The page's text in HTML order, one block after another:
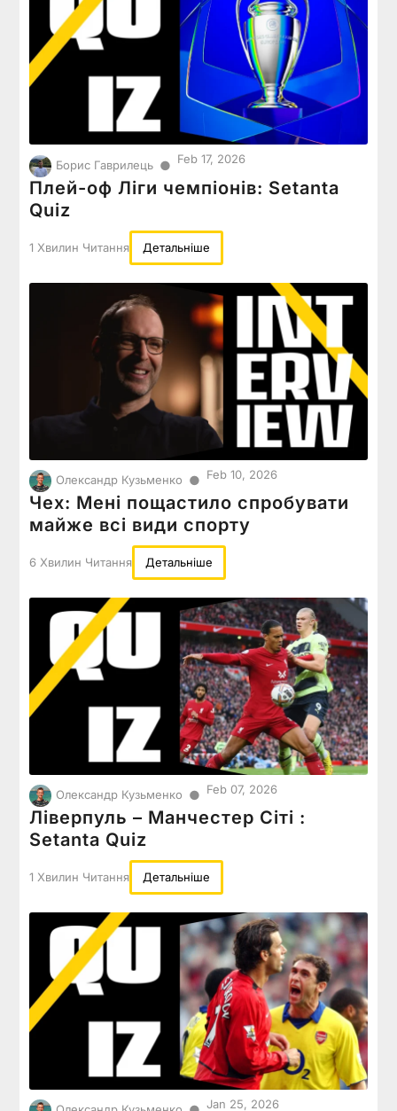
Борис Гаврилець ● Feb 17, 2026
Плей-оф Ліги чемпіонів: Setanta
Quiz
1 Хвилин Читання Детальніше
Олександр Кузьменко ● Feb 10, 2026
Чех: Мені пощастило спробувати
майже всі види спорту
6 Хвилин Читання Детальніше
Олександр Кузьменко ● Feb 07, 2026
Ліверпуль – Манчестер Сіті :
Setanta Quiz
1 Хвилин Читання Детальніше
Jan 25, 2026